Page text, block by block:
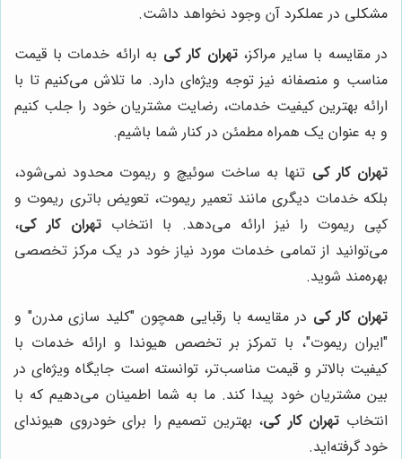
مشکلی در عملکرد آن وجود نخواهد داشت.
در مقایسه با سایر مراکز،تهران کار کی به ارائه خدمات با قیمت
مناسب و منصفانه نیز توجه ویژه‌ای دارد. ما تلاش می‌کنیم تا با
ارائه بهترین کیفیت خدمات، رضایت مشتریان خود را جلب کنیم
و به عنوان یک همراه مطمئن در کنار شما باشیم.
تهران کار کی تنها به ساخت سوئیچ و ریموت محدود نمی‌شود،
بلکه خدمات دیگری مانند تعمیر ریموت، تعویض باتری ریموت و
کپی ریموت را نیز ارائه می‌دهد. با انتخاب تهران کار کی،
می‌توانید از تمامی خدمات مورد نیاز خود در یک مرکز تخصصی
بهره‌مند شوید.
تهران کار کی در مقایسه با رقبایی همچون "کلید سازی مدرن" و
"ایران ریموت"، با تمرکز بر تخصص هیوندا و ارائه خدمات با
کیفیت بالاتر و قیمت مناسب‌تر، توانسته است جایگاه ویژه‌ای در
بین مشتریان خود پیدا کند. ما به شما اطمینان می‌دهیم که با
انتخاب تهران کار کی، بهترین تصمیم را برای خودروی هیوندای
خود گرفته‌اید.